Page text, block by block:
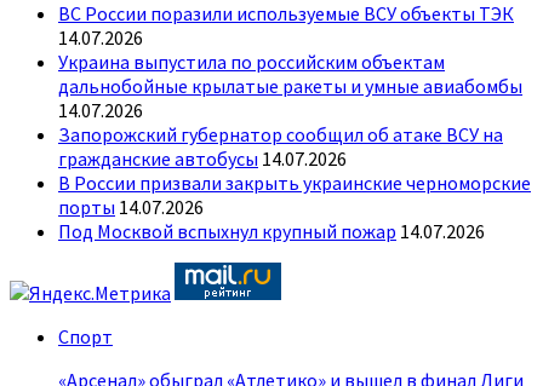
ВС России поразили используемые ВСУ объекты ТЭК
14.07.2026
Украина выпустила по российским объектам
дальнобойные крылатые ракеты и умные авиабомбы
14.07.2026
Запорожский губернатор сообщил об атаке ВСУ на
гражданские автобусы 14.07.2026
В России призвали закрыть украинские черноморские
порты 14.07.2026
Под Москвой вспыхнул крупный пожар 14.07.2026
Спорт
«Арсенал» обыграл «Атлетико» и вышел в финал Лиги